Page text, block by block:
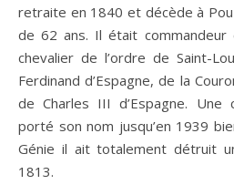
retraite en 1840 et décède à
de 62 ans. Il était commandeur
chevalier de l’ordre de Saint-
Ferdinand d’Espagne, de la
de Charles III d’Espagne. Une
porté son nom jusqu’en 1939
Génie il ait totalement détruit
1813.